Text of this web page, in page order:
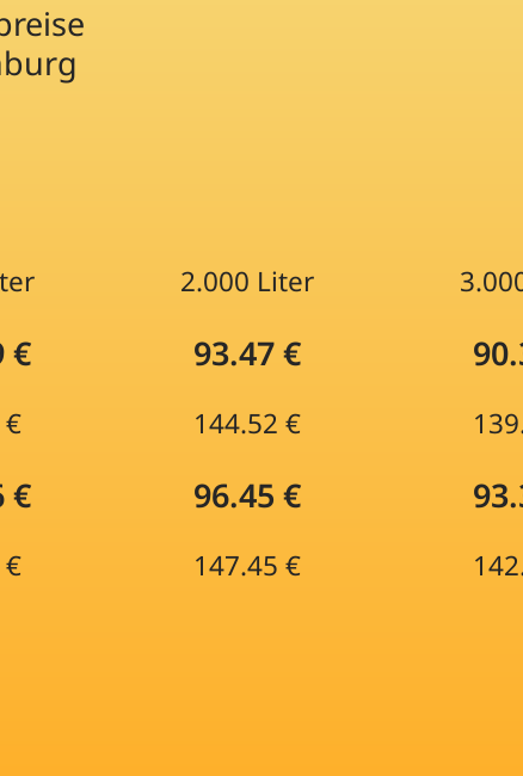
2.000 Liter
€ 93.47 €
144.52 €
€ 96.45 €
147.45 €